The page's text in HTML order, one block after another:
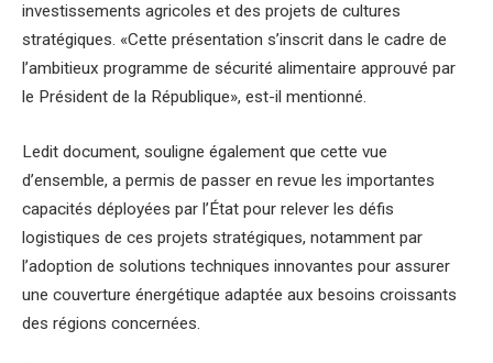
investissements agricoles et des projets de cultures
stratégiques. «Cette présentation s’inscrit dans le cadre de
l’ambitieux programme de sécurité alimentaire approuvé par
le Président de la République», est-il mentionné.
Ledit document, souligne également que cette vue
d’ensemble, a permis de passer en revue les importantes
capacités déployées par l’État pour relever les défis
logistiques de ces projets stratégiques, notamment par
l’adoption de solutions techniques innovantes pour assurer
une couverture énergétique adaptée aux besoins croissants
des régions concernées.